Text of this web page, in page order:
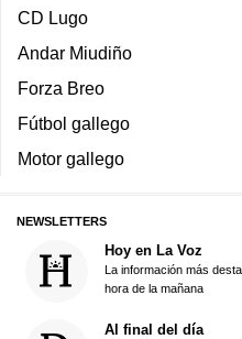
CD Lugo
Andar Miudiño
Forza Breo
Fútbol gallego
Motor gallego
NEWSLETTERS
Hoy en La Voz
La información más
hora de la mañana
Al final del día